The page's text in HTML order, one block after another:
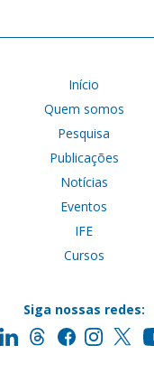
Início
Quem somos
Pesquisa
Publicações
Notícias
Eventos
IFE
Cursos
Siga nossas redes: